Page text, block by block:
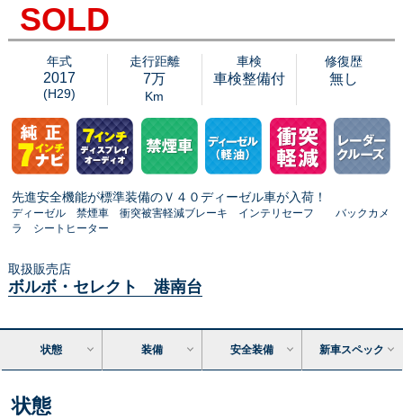
SOLD
年式
2017
(H29)
走行距離
7万
Km
車検
車検整備付
修復歴
無し
先進安全機能が標準装備のＶ４０ディーゼル車が入荷！
ディーゼル 禁煙車 衝突被害軽減ブレーキ インテリセーフ バックカメ
ラ シートヒーター
取扱販売店
ボルボ・セレクト 港南台
状態 装備 安全装備 新車スペック
状態